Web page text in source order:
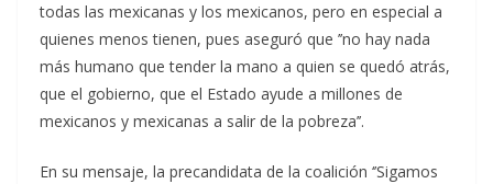
todas las mexicanas y los mexicanos, pero en especial a
quienes menos tienen, pues aseguró que ’’no hay nada
más humano que tender la mano a quien se quedó atrás,
que el gobierno, que el Estado ayude a millones de
mexicanos y mexicanas a salir de la pobreza’’.
En su mensaje, la precandidata de la coalición ‘’Sigamos